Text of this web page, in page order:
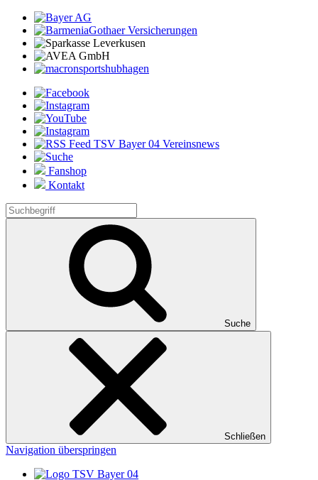
Fanshop
Kontakt
Suche
Schließen
Navigation überspringen